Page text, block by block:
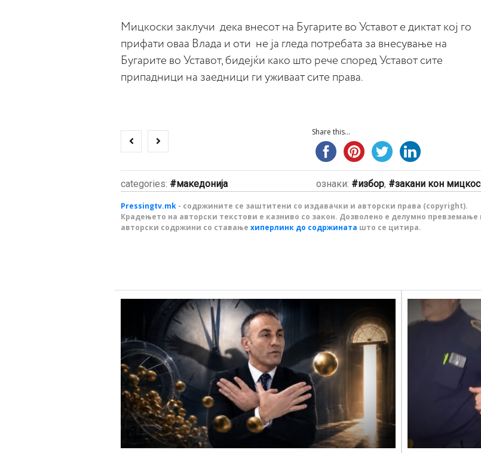
Мицкоски заклучи дека внесот на Бугарите во Уставот е диктат кој го
прифати оваа Влада и оти не ја гледа потребата за внесување на
Бугарите во Уставот, бидејќи како што рече според Уставот сите
припадници на заедници ги уживаат сите права.
Share this...
categories: македонија ознаки: избор, закани кон
Pressingtv.mk - содржините се заштитени со издавачки и авторски права (copyright).
Крадењето на авторски текстови е казниво со закон. Дозволено е делумно превземање
авторски содржини со ставање хиперлинк до содржината што се цитира.